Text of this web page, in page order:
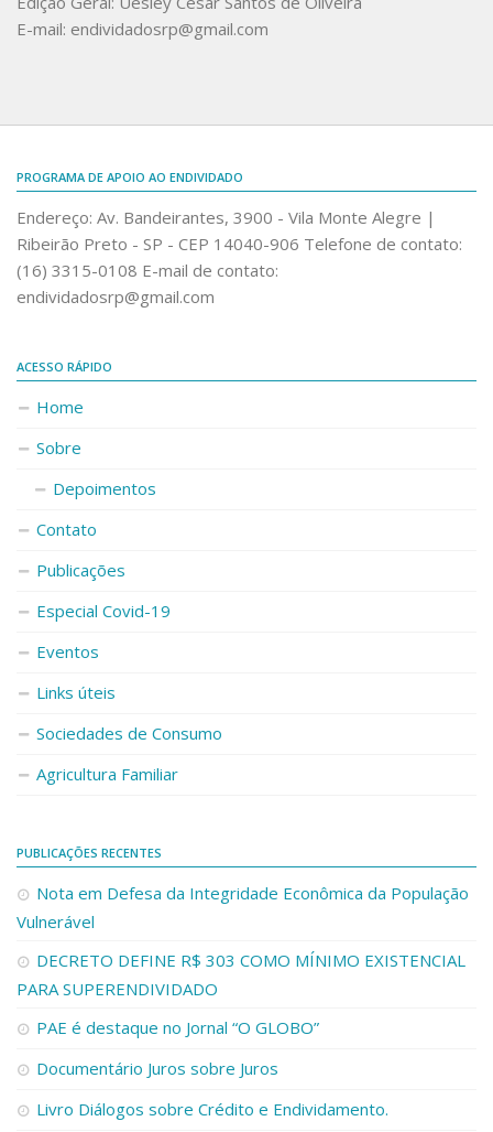
E-mail: endividadosrp@gmail.com
PROGRAMA DE APOIO AO ENDIVIDADO
Endereço: Av. Bandeirantes, 3900 - Vila Monte Alegre |
Ribeirão Preto - SP - CEP 14040-906 Telefone de contato:
(16) 3315-0108 E-mail de contato:
endividadosrp@gmail.com
ACESSO RÁPIDO
Home
Sobre
Depoimentos
Contato
Publicações
Especial Covid-19
Eventos
Links úteis
Sociedades de Consumo
Agricultura Familiar
PUBLICAÇÕES RECENTES
Nota em Defesa da Integridade Econômica da População
Vulnerável
DECRETO DEFINE R$ 303 COMO MÍNIMO EXISTENCIAL
PARA SUPERENDIVIDADO
PAE é destaque no Jornal “O GLOBO”
Documentário Juros sobre Juros
Livro Diálogos sobre Crédito e Endividamento.